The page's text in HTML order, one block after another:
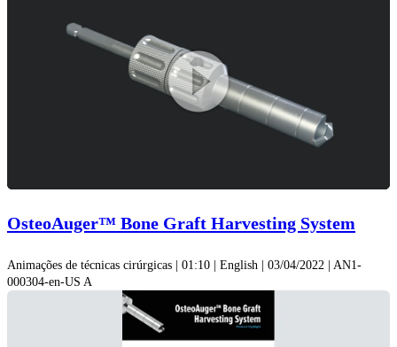
Play
Video
OsteoAuger™ Bone Graft Harvesting System
Animações de técnicas cirúrgicas | 01:10 | English | 03/04/2022 | AN1-
000304-en-US A